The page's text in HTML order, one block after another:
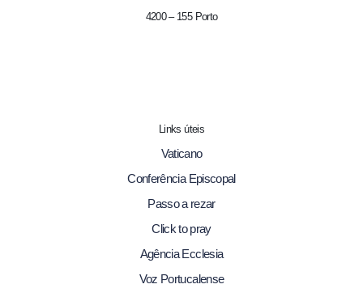
4200 – 155 Porto
Links úteis
Vaticano
Conferência Episcopal
Passo a rezar
Click to pray
Agência Ecclesia
Voz Portucalense